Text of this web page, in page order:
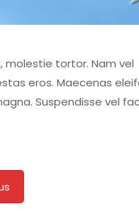
molestie tortor. Nam vel
eros. Maecenas
Suspendisse vel